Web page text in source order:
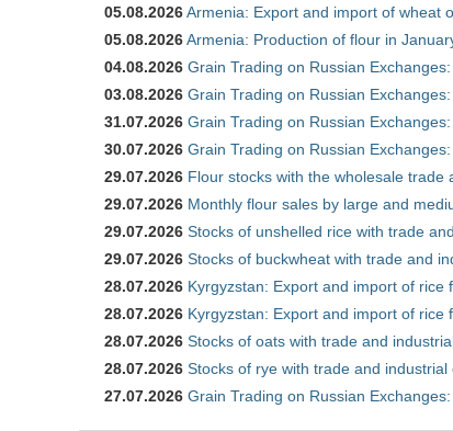
05.08.2026Armenia: Export and import of wheat
05.08.2026Armenia: Production of flour in
04.08.2026 Grain Trading on Russian
03.08.2026 Grain Trading on Russian
31.07.2026 Grain Trading on Russian
30.07.2026 Grain Trading on Russian
29.07.2026 Flour stocks with the wholesale trade
29.07.2026 Monthly flour sales by large and
29.07.2026 Stocks of unshelled rice with trade
29.07.2026 Stocks of buckwheat with trade and
28.07.2026 Kyrgyzstan: Export and import of
28.07.2026 Kyrgyzstan: Export and import of
28.07.2026 Stocks of oats with trade and
28.07.2026 Stocks of rye with trade and
27.07.2026 Grain Trading on Russian